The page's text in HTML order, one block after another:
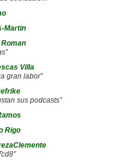
Martin
Villa
gran labor”
sus podcasts”
Rigo